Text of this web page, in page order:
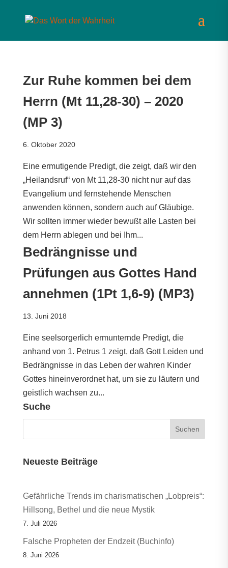
Zur Ruhe kommen bei dem
Herrn (Mt 11,28-30) – 2020
(MP 3)
6. Oktober 2020
Eine ermutigende Predigt, die zeigt, daß wir den
„Heilandsruf“ von Mt 11,28-30 nicht nur auf das
Evangelium und fernstehende Menschen
anwenden können, sondern auch auf Gläubige.
Wir sollten immer wieder bewußt alle Lasten bei
dem Herrn ablegen und bei Ihm...
Bedrängnisse und
Prüfungen aus Gottes Hand
annehmen (1Pt 1,6-9) (MP3)
13. Juni 2018
Eine seelsorgerlich ermunternde Predigt, die
anhand von 1. Petrus 1 zeigt, daß Gott Leiden und
Bedrängnisse in das Leben der wahren Kinder
Gottes hineinverordnet hat, um sie zu läutern und
geistlich wachsen zu...
Suche
Neueste Beiträge
Gefährliche Trends im charismatischen „Lobpreis“:
Hillsong, Bethel und die neue Mystik
7. Juli 2026
Falsche Propheten der Endzeit (Buchinfo)
8. Juni 2026